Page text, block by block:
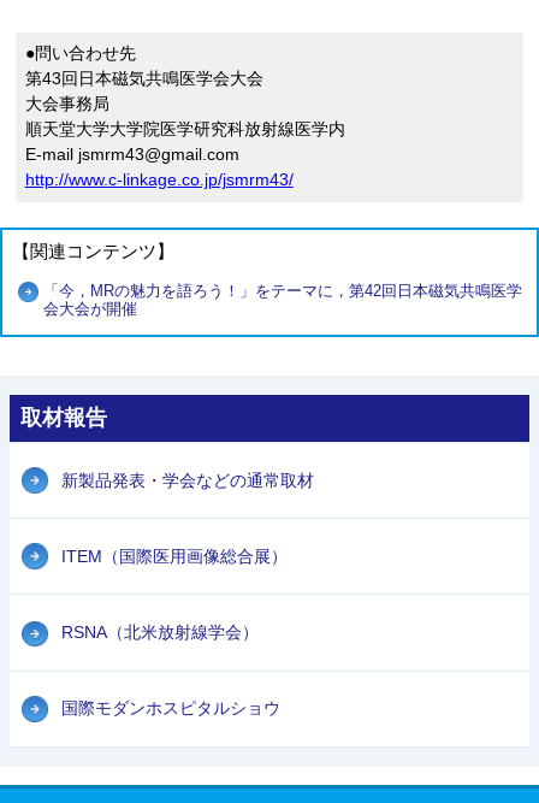
●問い合わせ先
第43回日本磁気共鳴医学会大会
大会事務局
順天堂大学大学院医学研究科放射線医学内
E-mail jsmrm43@gmail.com
http://www.c-linkage.co.jp/jsmrm43/
【関連コンテンツ】
「今，MRの魅力を語ろう！」をテーマに，第42回日本磁気共鳴医学
会大会が開催
取材報告
新製品発表・学会などの通常取材
ITEM（国際医用画像総合展）
RSNA（北米放射線学会）
国際モダンホスピタルショウ